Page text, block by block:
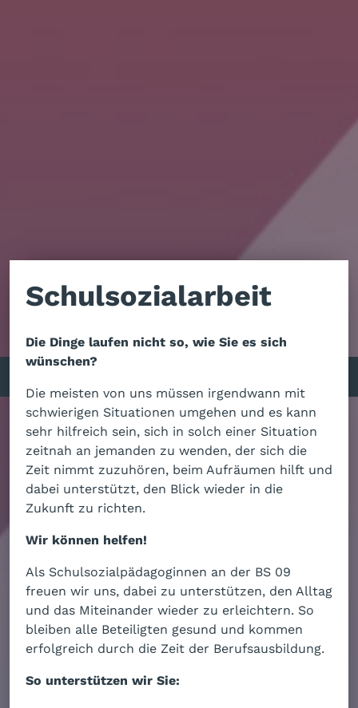
Schulsozialarbeit
Die Dinge laufen nicht so, wie Sie es sich
wünschen?
Die meisten von uns müssen irgendwann mit
schwierigen Situationen umgehen und es kann
sehr hilfreich sein, sich in solch einer Situation
zeitnah an jemanden zu wenden, der sich die
Zeit nimmt zuzuhören, beim Aufräumen hilft und
dabei unterstützt, den Blick wieder in die
Zukunft zu richten.
Wir können helfen!
Als Schulsozialpädagoginnen an der BS 09
freuen wir uns, dabei zu unterstützen, den Alltag
und das Miteinander wieder zu erleichtern. So
bleiben alle Beteiligten gesund und kommen
erfolgreich durch die Zeit der Berufsausbildung.
So unterstützen wir Sie: